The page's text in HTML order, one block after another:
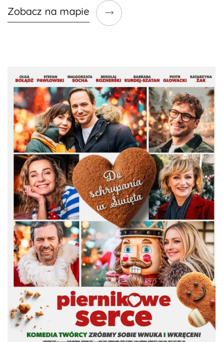
Zobacz na mapie